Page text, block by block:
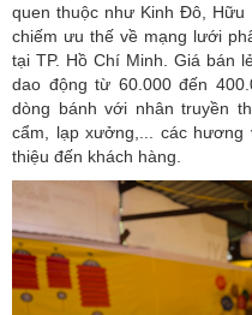
quen thuộc như Kinh Đô, Hữu
chiếm ưu thế về mạng lưới
tại TP. Hồ Chí Minh. Giá bán
dao động từ 60.000 đến
dòng bánh với nhân truyền
cẩm, lạp xưởng,... các
thiệu đến khách hàng.